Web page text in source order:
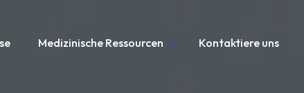
Medizinische Ressourcen Kontaktiere uns